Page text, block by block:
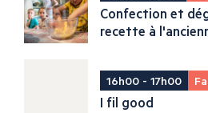
Confection et
recette à
16h00 - 17h00
I fil good